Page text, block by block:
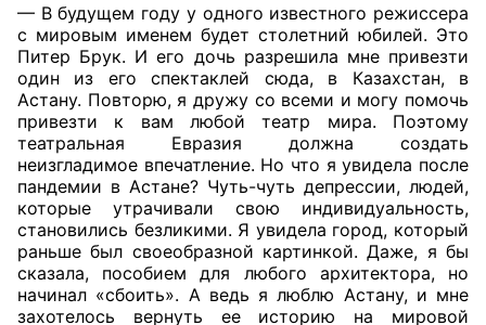
— В будущем году у одного известного режиссера
с мировым именем будет столетний юбилей. Это
Питер Брук. И его дочь разрешила мне привезти
один из его спектаклей сюда, в Казахстан, в
Астану. Повторю, я дружу со всеми и могу помочь
привезти к вам любой театр мира. Поэтому
театральная Евразия должна создать
неизгладимое впечатление. Но что я увидела после
пандемии в Астане? Чуть-чуть депрессии, людей,
которые утрачивали свою индивидуальность,
становились безликими. Я увидела город, который
раньше был своеобразной картинкой. Даже, я бы
сказала, пособием для любого архитектора, но
начинал «сбоить». А ведь я люблю Астану, и мне
захотелось вернуть ее историю на мировой